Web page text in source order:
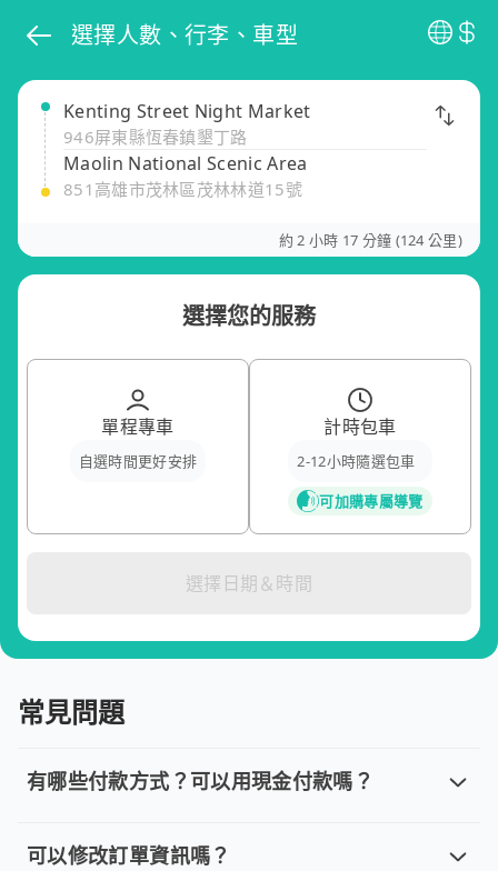
選擇人數、行李、車型
Kenting Street Night Market
946屏東縣恆春鎮墾丁路
Maolin National Scenic Area
851高雄市茂林區茂林林道15號
約 2 小時 17 分鐘 (124 公里)
選擇您的服務
單程專車
自選時間更好安排
計時包車
2-12小時隨選包車
可加購專屬導覽
選擇日期＆時間
常見問題
有哪些付款方式？可以用現金付款嗎？
可以修改訂單資訊嗎？